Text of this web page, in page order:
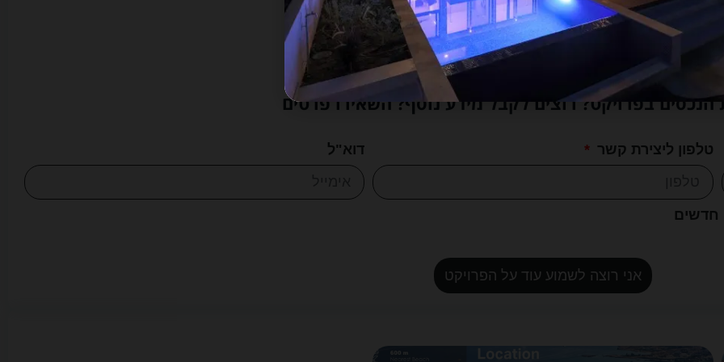
לחצו למידע נוסף
בפרויקט? רוצים לקבל מידע נוסף? השאירו פרטים
טלפון ליצירת קשר דוא"ל
חדשים
אני רוצה לשמוע עוד על הפרויקט